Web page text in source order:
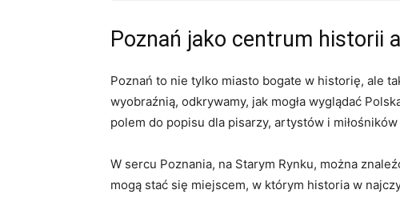
Poznań jako centrum historii
Poznań to nie tylko miasto bogate w historię, ale
wyobraźnią, odkrywamy, jak mogła wyglądać
polem do popisu dla pisarzy, artystów i
W sercu Poznania, na Starym Rynku, można
mogą stać się miejscem, w którym historia w